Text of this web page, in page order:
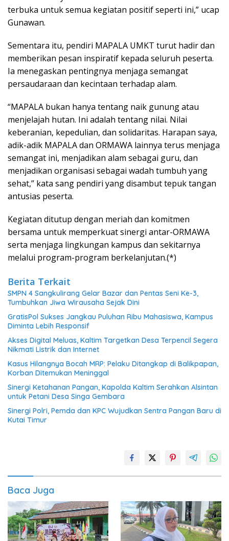
terbuka untuk semua kegiatan positif seperti ini,” ucap
Gunawan.
Sementara itu, pendiri MAPALA UMKT turut hadir dan
memberikan pesan inspiratif kepada seluruh peserta.
Ia menegaskan pentingnya menjaga semangat
persaudaraan dan kecintaan terhadap alam.
“MAPALA bukan hanya tentang naik gunung atau
menjelajah hutan. Ini adalah tentang nilai. Nilai
keberanian, kepedulian, dan solidaritas. Harapan saya,
adik-adik MAPALA dan ORMAWA lainnya terus menjaga
semangat ini, menjadikan alam sebagai guru, dan
menjadikan organisasi sebagai wadah tumbuh yang
sehat,” kata sang pendiri yang disambut tepuk tangan
antusias peserta.
Kegiatan ditutup dengan meriah dan komitmen
bersama untuk memperkuat sinergi antar-ORMAWA
serta menjaga lingkungan kampus dan sekitarnya
melalui program-program berkelanjutan.(*)
Berita Terkait
SMPN 4 Sangkulirang Gelar Bazar dan Pentas Seni Ke-3,
Tumbuhkan Jiwa Wirausaha Sejak Dini
GratisPol Sukses Jangkau Puluhan Ribu Mahasiswa, Kampus
Diminta Lebih Responsif
Akses Digital Meluas, Kaltim Targetkan Desa Terpencil Segera
Nikmati Listrik dan Internet
Kasus Hilangnya Bocah MRP: Pelaku Ditangkap di Balikpapan,
Korban Ditemukan Meninggal
Sinergi Ketahanan Pangan, Kapolda Kaltim Serahkan Alsintan
untuk Petani Desa Singa Gembara
Sinergi Polri, Pemda dan KPC Wujudkan Sentra Pangan Baru di
Kutai Timur
Baca Juga